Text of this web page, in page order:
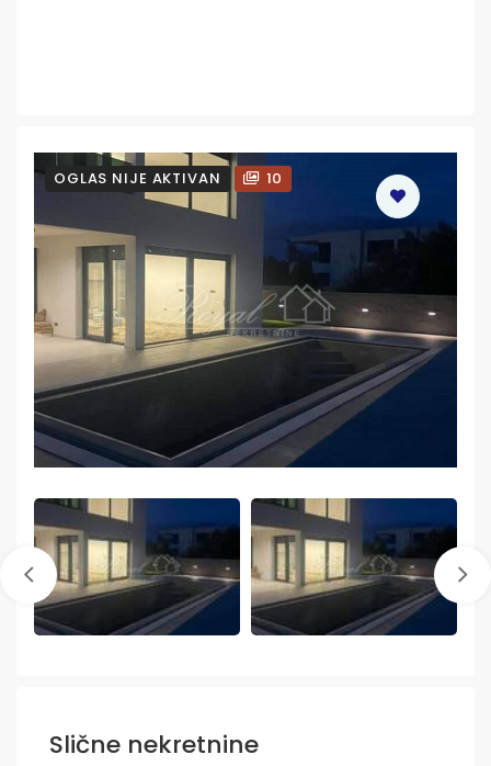
OGLAS NIJE AKTIVAN 10
Slične nekretnine